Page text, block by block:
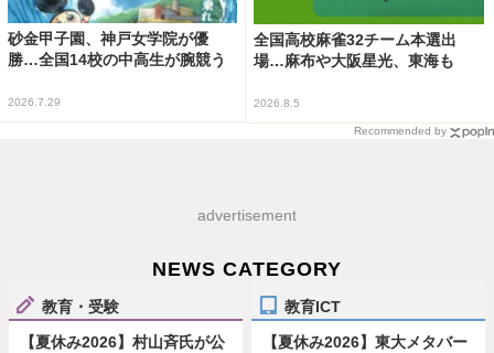
砂金甲子園、神戸女学院が優
勝…全国14校の中高生が腕競う
2026.7.29
全国高校麻雀32チーム本選出
場…麻布や大阪星光、東海も
2026.8.5
Recommended by
advertisement
NEWS CATEGORY
教育・受験
【夏休み2026】村山斉氏が公
教育ICT
【夏休み2026】東大メタバー